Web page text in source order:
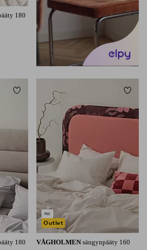
180
180
Lisää suosikkeihin
VÅGHOLMEN sängynpääty 160
Outlet
Lisää